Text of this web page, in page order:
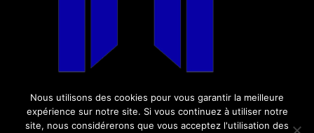
Nous utilisons des cookies pour vous garantir la meilleure
expérience sur notre site. Si vous continuez à utiliser notre
site, nous considérerons que vous acceptez l'utilisation des